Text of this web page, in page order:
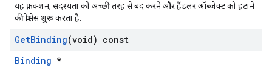
यह फ़ंक्शन, सदस्यता को अच्छी तरह से बंद करने और हैंडलर ऑब्जेक्ट को हटाने
की प्रोसेस शुरू करता है.
GetBinding(void) const
Binding *